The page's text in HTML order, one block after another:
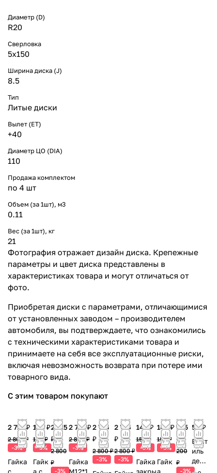
Диаметр (D)
R20
Сверловка
5х150
Ширина диска (J)
8.5
Тип
Литые диски
Вылет (ET)
+40
Диаметр ЦО (DIA)
110
Продажа комплектом
по 4 шт
Объем (за 1шт), м3
0.11
Вес (за 1шт), кг
21
Фотография отражает дизайн диска. Крепежные
параметры и цвет диска представлены в
характеристиках товара и могут отличаться от
фото.
Приобретая диски с параметрами, отличающимися
от установленных заводом – производителем
автомобиля, вы подтверждаете, что ознакомились
с техническими характеристиками товара и
принимаете на себя все эксплуатационные риски,
включая невозможность возврата при потере ими
товарного вида.
С этим товаром покупают
2 715 ₽
2 800 ₽
-3%
Гайка
с
145 ₽
150 ₽
-3%
Гайк
а с
2 715
₽
2 800
₽
-3%
2 715 ₽
2 800 ₽
-3%
Гайка
М12*1.
2 715
₽
2 800 ₽
-3%
2 715
₽
2 800 ₽
-3%
145 ₽
150 ₽
-3%
Гайка
закры
145 ₽
150 ₽
-3%
Гайк
а
195
₽
200
₽
-3%
50 ₽
Вент
иль
деко
рати